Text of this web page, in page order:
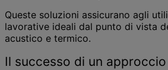
Queste soluzioni assicurano agli
lavorative ideali dal punto di vista
acustico e termico.
Il successo di un